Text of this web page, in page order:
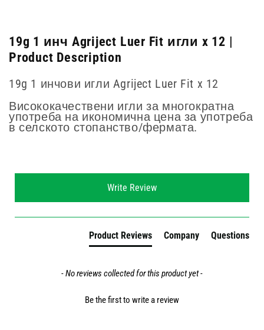
19g 1 инч Agriject Luer Fit игли x 12 |
Product Description
19g 1 инчови игли Agriject Luer Fit x 12
Висококачествени игли за многократна
употреба на икономична цена за употреба
в селското стопанство/фермата.
Write Review
Product Reviews Company Questions
- No reviews collected for this product yet -
Be the first to write a review